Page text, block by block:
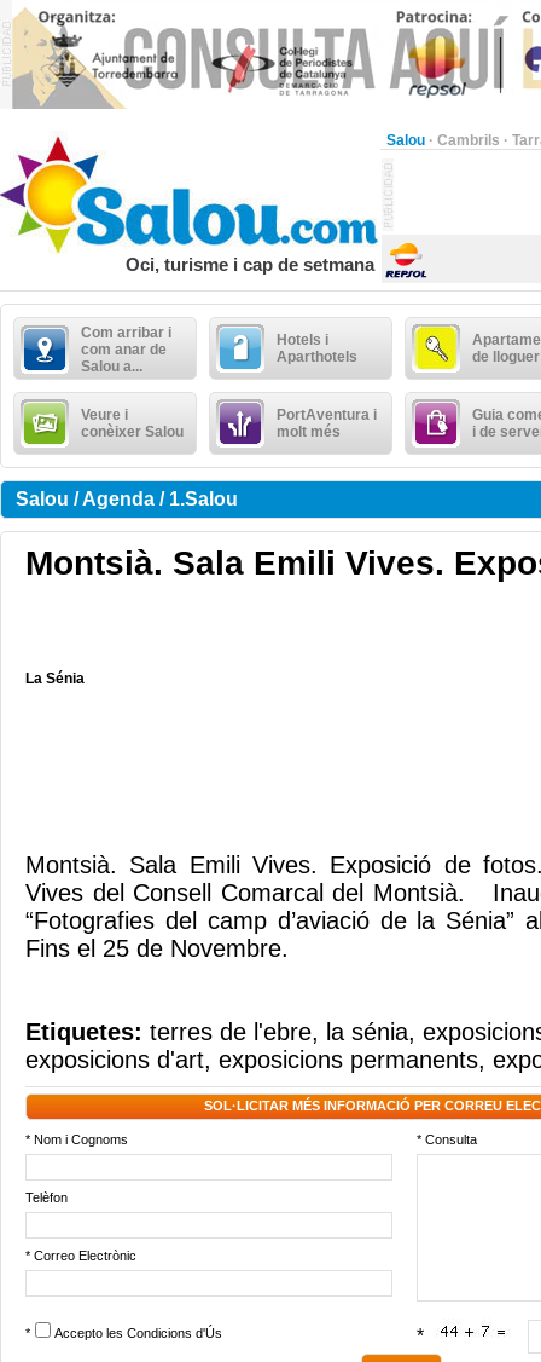
Salou · Cambrils ·
Oci, turisme i cap de setmana
Com arribar i
com anar de
Salou a...
Hotels i
Aparthotels
de lloguer
Veure i
conèixer Salou
PortAventura i
molt més
Guia
i de
Salou / Agenda / 1.Salou
Montsià. Sala Emili Vives.
La Sénia
Montsià. Sala Emili Vives. Exposició de
Vives del Consell Comarcal del Montsià.
“Fotografies del camp d’aviació de la
Fins el 25 de Novembre.
Etiquetes: terres de l'ebre, la sénia,
exposicions d'art, exposicions permanents,
SOL·LICITAR MÉS INFORMACIÓ PER CORREU
* Nom i Cognoms * Consulta
Telèfon
* Correo Electrònic
* Accepto les Condicions d'Ús *